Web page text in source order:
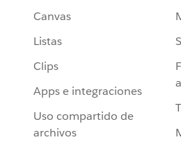
Canvas
Listas
Clips
Apps e integraciones
Uso compartido de
archivos